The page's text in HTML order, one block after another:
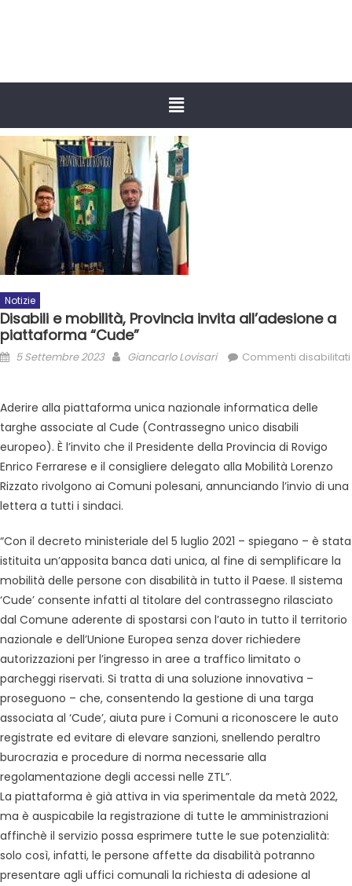
Notizie
Disabili e mobilità, Provincia invita all’adesione a
piattaforma “Cude”
5 Settembre 2023 Giancarlo Lovisari Commenti disabilitati
Aderire alla piattaforma unica nazionale informatica delle
targhe associate al Cude (Contrassegno unico disabili
europeo). È l’invito che il Presidente della Provincia di Rovigo
Enrico Ferrarese e il consigliere delegato alla Mobilità Lorenzo
Rizzato rivolgono ai Comuni polesani, annunciando l’invio di una
lettera a tutti i sindaci.
“Con il decreto ministeriale del 5 luglio 2021 – spiegano – è stata
istituita un’apposita banca dati unica, al fine di semplificare la
mobilità delle persone con disabilità in tutto il Paese. Il sistema
‘Cude’ consente infatti al titolare del contrassegno rilasciato
dal Comune aderente di spostarsi con l’auto in tutto il territorio
nazionale e dell’Unione Europea senza dover richiedere
autorizzazioni per l’ingresso in aree a traffico limitato o
parcheggi riservati. Si tratta di una soluzione innovativa –
proseguono – che, consentendo la gestione di una targa
associata al ‘Cude’, aiuta pure i Comuni a riconoscere le auto
registrate ed evitare di elevare sanzioni, snellendo peraltro
burocrazia e procedure di norma necessarie alla
regolamentazione degli accessi nelle ZTL”.
La piattaforma è già attiva in via sperimentale da metà 2022,
ma è auspicabile la registrazione di tutte le amministrazioni
affinchè il servizio possa esprimere tutte le sue potenzialità:
solo così, infatti, le persone affette da disabilità potranno
presentare agli uffici comunali la richiesta di adesione al